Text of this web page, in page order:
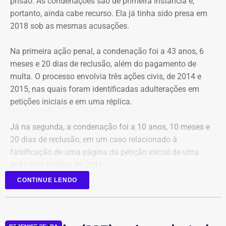
Cortes na Ciência e Tecnologia
atingiram a cúpula da antiga Ciência e Tecnologia,
mostrando um verdadeiro “desmonte” da estrutura
anterior. Foram desligados, de uma só vez: o
subsecretária Executiva; subsecretário de Cooperação
A limpa no setor abre espaço para a reorganização
portanto, ainda cabe recurso. Ela já tinha sido presa em
2018 sob as mesmas acusações.
Na primeira ação penal, a condenação foi a 43 anos, 6
meses e 20 dias de reclusão, além do pagamento de
multa. O processo envolvia três ações civis, de 2014 e
2015, nas quais foram identificadas adulterações em
petições iniciais e em uma réplica.
Já na segunda, a condenação foi a 10 anos, 10 meses e
20 dias de reclusão, em um caso relacionado à
falsificação de uma página da petição inicial de uma
Nas decisões judiciais consta que os documentos
CONTINUE LENDO